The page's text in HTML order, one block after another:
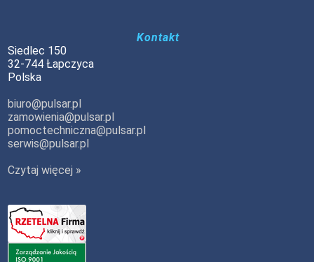
Kontakt
Siedlec 150
32-744 Łapczyca
Polska
biuro@pulsar.pl
zamowienia@pulsar.pl
pomoctechniczna@pulsar.pl
serwis@pulsar.pl
Czytaj więcej »